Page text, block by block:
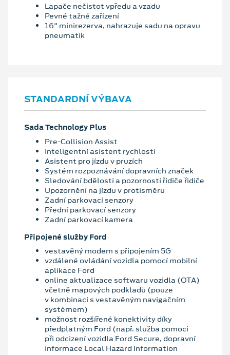
Lapače nečistot vpředu a vzadu
Pevné tažné zařízení
16" minirezerva, nahrazuje sadu na opravu
pneumatik
STANDARDNÍ VÝBAVA
Sada Technology Plus
Pre-Collision Assist
Inteligentní asistent rychlosti
Asistent pro jízdu v pruzích
Systém rozpoznávání dopravních značek
Sledování bdělosti a pozornosti řidiče řidiče
Upozornění na jízdu v protisměru
Zadní parkovací senzory
Přední parkovací senzory
Zadní parkovací kamera
Připojené služby Ford
vestavěný modem s připojením 5G
vzdálené ovládání vozidla pomocí mobilní
aplikace Ford
online aktualizace softwaru vozidla (OTA)
včetně mapových podkladů (pouze
v kombinaci s vestavěným navigačním
systémem)
možnost rozšířené konektivity díky
předplatným Ford (např. služba pomoci
při odcizení vozidla Ford Secure, dopravní
informace Local Hazard Information